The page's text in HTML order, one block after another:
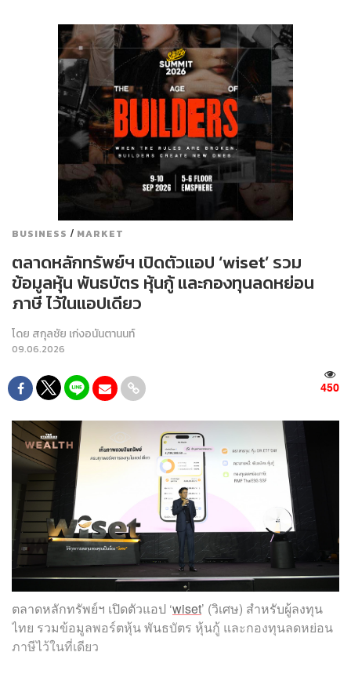
BUSINESS / MARKET
ตลาดหลักทรัพย์ฯ เปิดตัวแอป ‘wiset’ รวม
ข้อมูลหุ้น พันธบัตร หุ้นกู้ และกองทุนลดหย่อน
ภาษี ไว้ในแอปเดียว
โดย สกุลชัย เก่งอนันตานนท์
09.06.2026
450
ตลาดหลักทรัพย์ฯ เปิดตัวแอป ‘wiset’ (วิเศษ) สำหรับผู้ลงทุน
ไทย รวมข้อมูลพอร์ตหุ้น พันธบัตร หุ้นกู้ และกองทุนลดหย่อน
ภาษีไว้ในที่เดียว